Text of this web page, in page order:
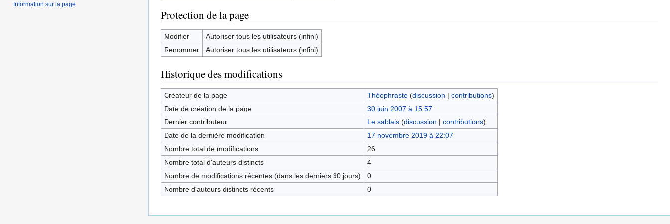
Protection de la page
Modifier
Autoriser tous les utilisateurs (infini)
Renommer
Autoriser tous les utilisateurs (infini)
Historique des modifications
Créateur de la page Théophraste (discussion | contributions)
Date de création de la page
30 juin 2007 à 15:57
Dernier contributeur
Le sablais (discussion | contributions)
Date de la dernière modification
17 novembre 2019 à 22:07
Nombre total de modifications
26
Nombre total d'auteurs distincts
4
Nombre de modifications récentes (dans les derniers 90 jours)
0
Nombre d'auteurs distincts récents
0
Information sur la page